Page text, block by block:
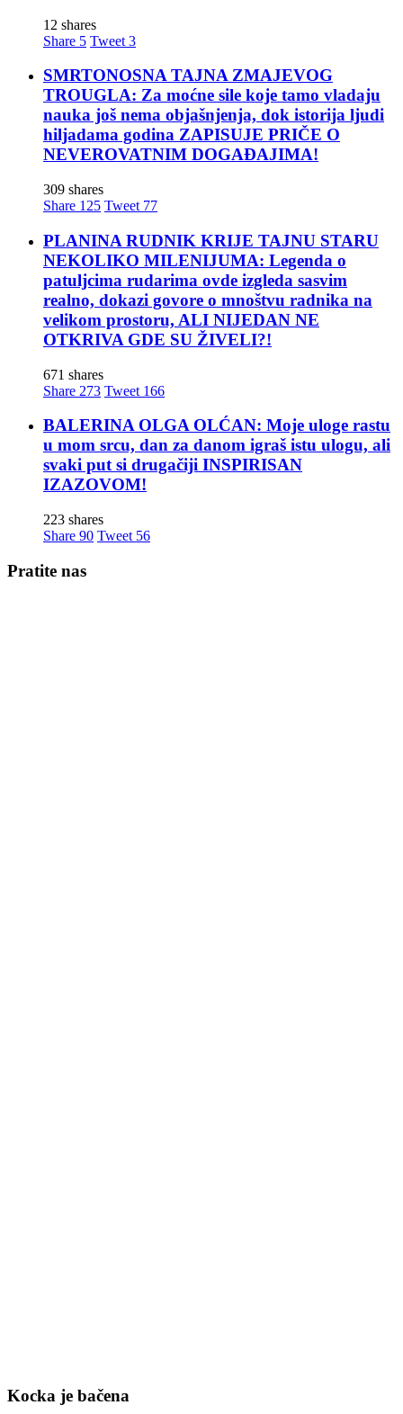
12 shares
Share 5 Tweet 3
SMRTONOSNA TAJNA ZMAJEVOG
TROUGLA: Za moćne sile koje tamo vladaju
nauka još nema objašnjenja, dok istorija ljudi
hiljadama godina ZAPISUJE PRIČE O
NEVEROVATNIM DOGAĐAJIMA!
309 shares
Share 125 Tweet 77
PLANINA RUDNIK KRIJE TAJNU STARU
NEKOLIKO MILENIJUMA: Legenda o
patuljcima rudarima ovde izgleda sasvim
realno, dokazi govore o mnoštvu radnika na
velikom prostoru, ALI NIJEDAN NE
OTKRIVA GDE SU ŽIVELI?!
671 shares
Share 273 Tweet 166
BALERINA OLGA OLĆAN: Moje uloge rastu
u mom srcu, dan za danom igraš istu ulogu, ali
svaki put si drugačiji INSPIRISAN
IZAZOVOM!
223 shares
Share 90 Tweet 56
Pratite nas
Kocka je bačena